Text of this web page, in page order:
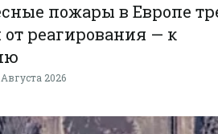
пожары в Европе
от реагирования — к
2026